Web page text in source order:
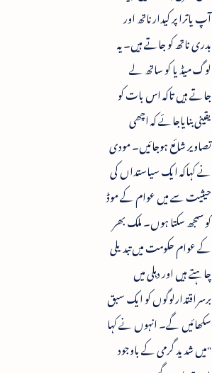
آپ یاترا پر کیدارناتھ اور
بدری ناتھ کو جاتے ہیں۔ یہ
لوگ میڈیا کو ساتھ لے
جاتے ہیں تاکہ اس بات کو
یقینی بنایاجائے کہ اچھی
تصاویر شائع ہوجائیں۔ مودی
نے کہاکہ ایک سیاستداں کی
حیثیت سے میں عوام کے موڈ
کو سمجھ سکتا ہوں۔ ملک بھر
کے عوام حکومت میں تبدیلی
چاہتے ہیں اور دہلی میں
برسراقتدارلوگوں کو ایک سبق
سکھائیں گے۔ انہوں نے کہا
"میں شدید گرمی کے باوجود